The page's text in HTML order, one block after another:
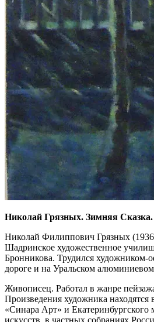
Николай Грязных. Зимняя Сказка.
Николай Филиппович Грязных
Шадринское художественное
Бронникова. Трудился художником-
дороге и на Уральском алюминиевом
Живописец. Работал в жанре
Произведения художника находятся
«Синара Арт» и Екатеринбургского
искусств, в частных собраниях